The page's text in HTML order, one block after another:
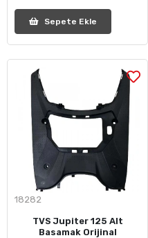
Sepete Ekle
18282
TVS Jupiter 125 Alt
Basamak Orijinal